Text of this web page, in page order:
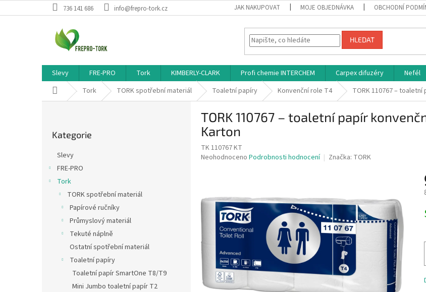
na
736 141 686 info@frepro-tork.cz JAK NAKUPOVAT MOJE OBJEDNÁVKA OBCHODNÍ
HLEDAT
Slevy FRE-PRO Tork KIMBERLY-CLARK Profi chemie INTERCHEM Carpex difuzéry Nefél
Domů Tork TORK spotřební materiál Toaletní papíry Konvenční role T4 TORK 110767 –
kategorie
Kategorie
Slevy
FRE-PRO
Tork
TORK spotřební materiál
Papírové ručníky
Průmyslový materiál
Tekuté náplně
Ostatní spotřební materiál
Toaletní papíry
Toaletní papír SmartOne T8/T9
Mini Jumbo toaletní papír T2
TORK 110767 – toaletní papír
Karton
TK 110767 KT
Průměrné
0,0
z
5
hvězdiček.
Neohodnoceno Podrobnosti hodnocení Značka: TORK